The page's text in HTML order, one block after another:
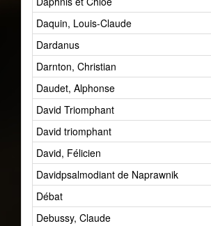
Daquin, Louis-Claude
Dardanus
Darnton, Christian
Daudet, Alphonse
David Triomphant
David triomphant
David, Félicien
Davidpsalmodiant de Naprawnik
Débat
Debussy, Claude